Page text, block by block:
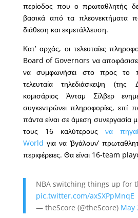
περίοδος που ο πρωταθλητής
βασικά από τα πλεονεκτήματα
διάθεση και εκμετάλλευση.
Κατ’ αρχάς, οι τελευταίες
Board of Governors να
να συμφωνήσει στο προς το
τελευταία τηλεδιάσκεψη
κομισάριος Άνταμ Σίλβερ
συγκεντρώνει πληροφορίες, επί
πάντα είναι σε άμεση συνεργασία
τους 16 καλύτερους
να
World για να ‘βγάλουν’
περιφέρειες. Θα είναι 16-team
NBA switching things up for
pic.twitter.com/axSXPpMnqE
— theScore (@theScore) May